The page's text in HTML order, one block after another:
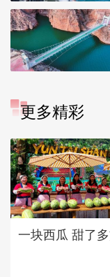
更多精彩
一块西瓜 甜了